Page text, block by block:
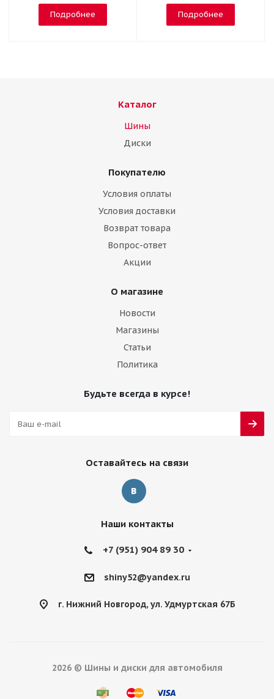
Подробнее Подробнее
Каталог
Шины
Диски
Покупателю
Условия оплаты
Условия доставки
Возврат товара
Вопрос-ответ
Акции
О магазине
Новости
Магазины
Статьи
Политика
Будьте всегда в курсе!
Оставайтесь на связи
Наши контакты
+7 (951) 904 89 30
shiny52@yandex.ru
г. Нижний Новгород, ул. Удмуртская 67Б
2026 © Шины и диски для автомобиля